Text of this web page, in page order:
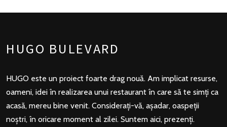
HUGO BULEVARD
HUGO este un proiect foarte drag nouă. Am implicat resurse,
oameni, idei în realizarea unui restaurant în care să te simți ca
acasă, mereu bine venit. Considerați-vă, așadar, oaspeții
noștri, în oricare moment al zilei. Suntem aici, prezenți.